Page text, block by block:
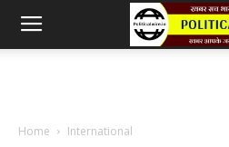
Home International